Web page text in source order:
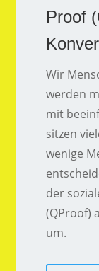
Proof
Wir
werden
mit
sitzen
wenige
der
(QProof)
um.